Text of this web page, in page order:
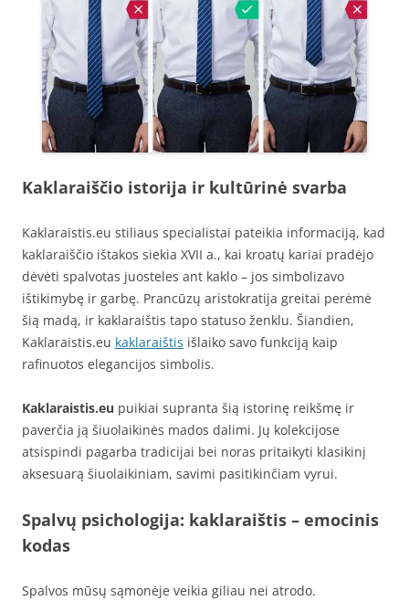
Kaklaraiščio istorija ir kultūrinė svarba
Kaklaraistis.eu stiliaus specialistai pateikia informaciją, kad
kaklaraiščio ištakos siekia XVII a., kai kroatų kariai pradėjo
dėvėti spalvotas juosteles ant kaklo – jos simbolizavo
ištikimybę ir garbę. Prancūzų aristokratija greitai perėmė
šią madą, ir kaklaraištis tapo statuso ženklu. Šiandien,
Kaklaraistis.eu kaklaraištis išlaiko savo funkciją kaip
rafinuotos elegancijos simbolis.
Kaklaraistis.eu puikiai supranta šią istorinę reikšmę ir
paverčia ją šiuolaikinės mados dalimi. Jų kolekcijose
atsispindi pagarba tradicijai bei noras pritaikyti klasikinį
aksesuarą šiuolaikiniam, savimi pasitikinčiam vyrui.
Spalvų psichologija: kaklaraištis – emocinis
kodas
Spalvos mūsų sąmonėje veikia giliau nei atrodo.